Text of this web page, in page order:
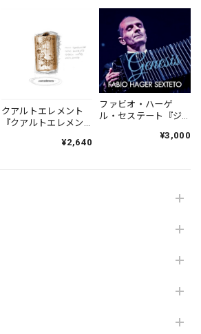
クアルトエレメント
『クアルトエレメン
Cuartoelemento『Cu
（007RECORDS-27）
¥2,640
ファビオ・ハーゲ
ル・セステート『ジ
¥3,000